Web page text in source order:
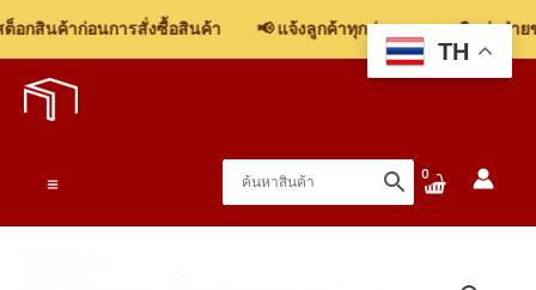
อกสินค้าก่อนการสั่งซื้อสินค้า 📢 แจ้งลูกค้าทุกท่าน: รบกวนติดต่อฝ่าย
TH
รู
ลูกบิด